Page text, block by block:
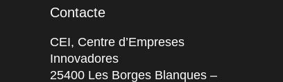
Contacte
CEI, Centre d’Empreses
Innovadores
25400 Les Borges Blanques –